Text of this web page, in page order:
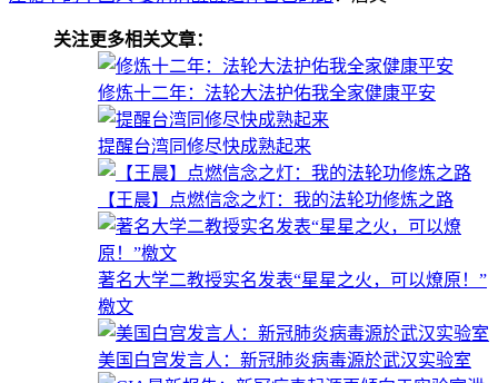
关注更多相关文章：
修炼十二年：法轮大法护佑我全家健康平安
提醒台湾同修尽快成熟起来
【王晨】点燃信念之灯：我的法轮功修炼之路
著名大学二教授实名发表“星星之火，可以燎原！”
檄文
美国白宫发言人：新冠肺炎病毒源於武汉实验室